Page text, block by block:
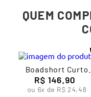
QUEM
Boadshort Curto
Estampado Lupo
Beachwear
R$ 146,90
ou 6x de R$ 24,48